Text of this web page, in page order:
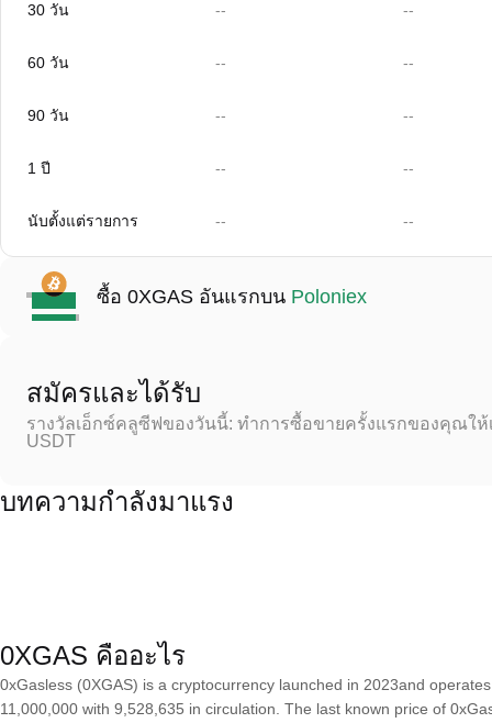
30 วัน -- --
60 วัน -- --
90 วัน -- --
1 ปี -- --
นับตั้งแต่รายการ -- --
ซื้อ 0XGAS อันแรกบน Poloniex
สมัครและได้รับ
รางวัลเอ็กซ์คลูซีฟของวันนี้: ทำการซื้อขายครั้งแรกของคุณใ
USDT
บทความกำลังมาแรง
0XGAS คืออะไร
0xGasless (0XGAS) is a cryptocurrency launched in 2023and
11,000,000 with 9,528,635 in circulation. The last known price of